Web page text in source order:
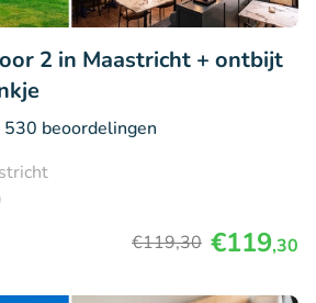
2 in Maastricht + ontbijt
530 beoordelingen
€119,30 €119,30